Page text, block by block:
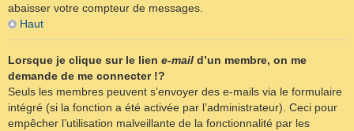
abaisser votre compteur de messages.
Haut
Lorsque je clique sur le lien e-mail d’un membre, on me
demande de me connecter !?
Seuls les membres peuvent s’envoyer des e-mails via le formulaire
intégré (si la fonction a été activée par l’administrateur). Ceci pour
empêcher l’utilisation malveillante de la fonctionnalité par les